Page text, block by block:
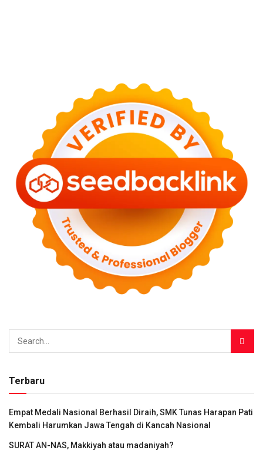
Terbaru
Empat Medali Nasional Berhasil Diraih, SMK Tunas Harapan Pati
Kembali Harumkan Jawa Tengah di Kancah Nasional
SURAT AN-NAS, Makkiyah atau madaniyah?